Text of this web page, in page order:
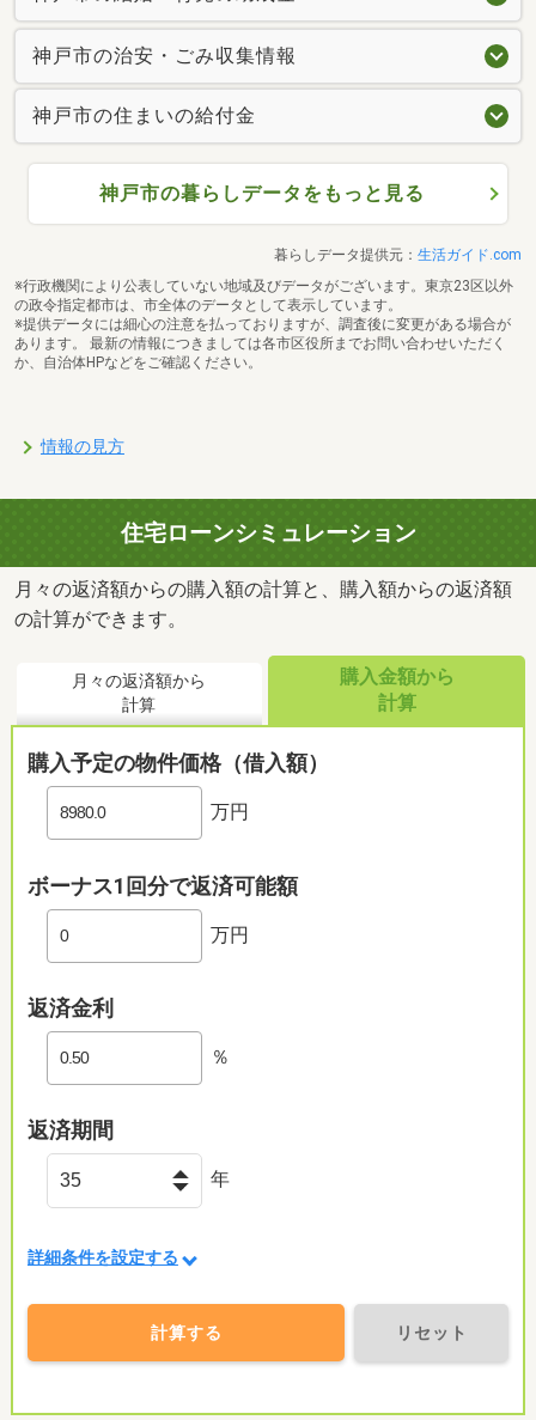
神戸市の治安・ごみ収集情報
神戸市の住まいの給付金
神戸市の暮らしデータをもっと見る
暮らしデータ提供元： 生活ガイド.com
※行政機関により公表していない地域及びデータがございます。東京23区以外
の政令指定都市は、市全体のデータとして表示しています。
※提供データには細心の注意を払っておりますが、調査後に変更がある場合が
あります。 最新の情報につきましては各市区役所までお問い合わせいただく
か、自治体HPなどをご確認ください。
情報の見方
住宅ローンシミュレーション
月々の返済額からの購入額の計算と、購入額からの返済額
の計算ができます。
月々の返済額から
計算
購入金額から
計算
購入予定の物件価格（借入額）
万円
ボーナス1回分で返済可能額
万円
返済金利
％
返済期間
年
詳細条件を設定する
計算する リセット